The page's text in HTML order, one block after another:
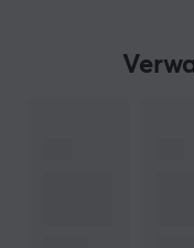
und Langlebigkeit.